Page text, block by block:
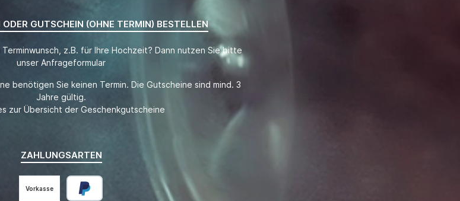
GUTSCHEIN (OHNE TERMIN) BESTELLEN
z.B. für Ihre Hochzeit? Dann nutzen Sie bitte
unser Anfrageformular
benötigen Sie keinen Termin. Die Gutscheine sind mind. 3
Jahre gültig.
zur Übersicht der Geschenkgutscheine
ZAHLUNGSARTEN
Vorkasse